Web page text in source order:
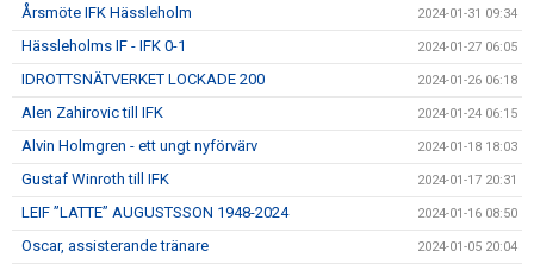
Årsmöte IFK Hässleholm 2024-01-31 09:34
Hässleholms IF - IFK 0-1 2024-01-27 06:05
IDROTTSNÄTVERKET LOCKADE 200 2024-01-26 06:18
Alen Zahirovic till IFK 2024-01-24 06:15
Alvin Holmgren - ett ungt nyförvärv 2024-01-18 18:03
Gustaf Winroth till IFK 2024-01-17 20:31
LEIF ”LATTE” AUGUSTSSON 1948-2024 2024-01-16 08:50
Oscar, assisterande tränare 2024-01-05 20:04